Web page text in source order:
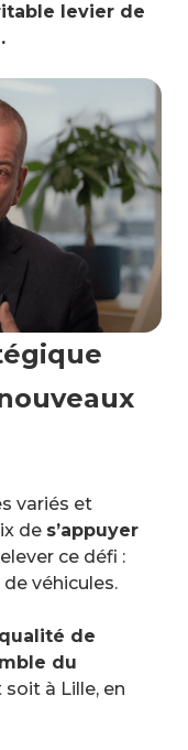
levier de
variés et
de s’appuyer
ce défi :
véhicules.
de
du
soit à Lille, en